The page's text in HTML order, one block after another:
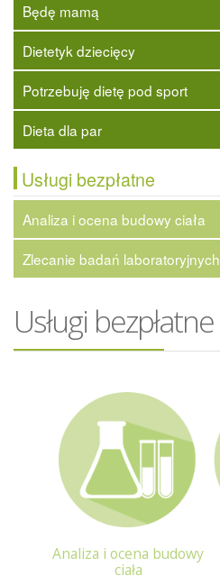
Będę mamą
Dietetyk dziecięcy
Potrzebuję dietę pod sport
Dieta dla par
Usługi bezpłatne
Analiza i ocena budowy ciała
Zlecanie badań laboratoryjnych
Usługi bezpłatne
Analiza i ocena budowy
ciała